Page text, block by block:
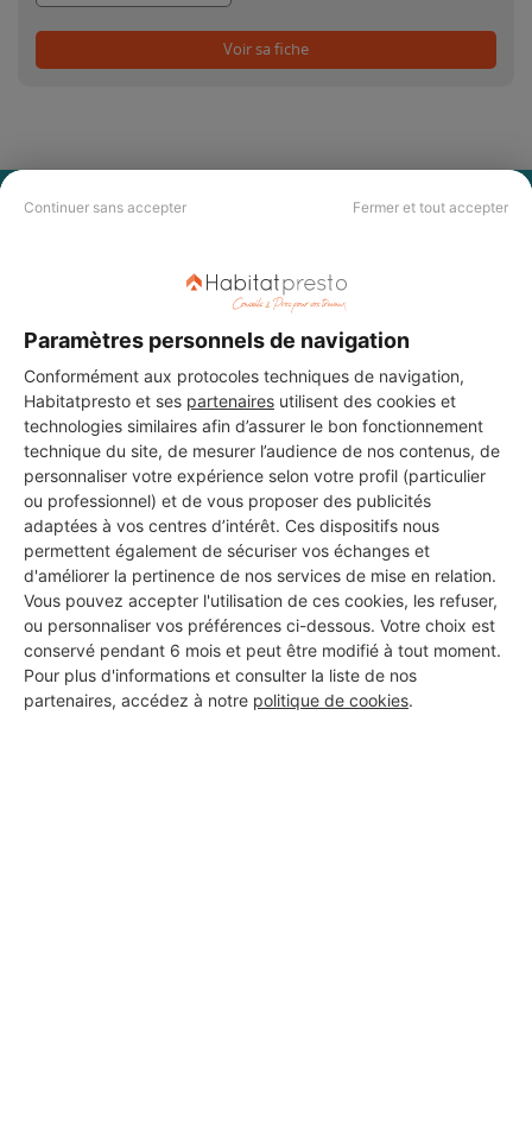
Continuer sans accepter Fermer et tout accepter
Paramètres personnels de navigation
Conformément aux protocoles techniques de navigation,
Habitatpresto et ses partenaires utilisent des cookies et
technologies similaires afin d’assurer le bon fonctionnement
technique du site, de mesurer l’audience de nos contenus, de
personnaliser votre expérience selon votre profil (particulier
ou professionnel) et de vous proposer des publicités
adaptées à vos centres d’intérêt. Ces dispositifs nous
permettent également de sécuriser vos échanges et
d'améliorer la pertinence de nos services de mise en relation.
Vous pouvez accepter l'utilisation de ces cookies, les refuser,
ou personnaliser vos préférences ci-dessous. Votre choix est
conservé pendant 6 mois et peut être modifié à tout moment.
Pour plus d'informations et consulter la liste de nos
partenaires, accédez à notre politique de cookies.
Voir sa fiche
PAS LE TEMPS DE
CHERCHER ?
Vous souhaitez réaliser des travaux et ne savez quel professionnel
choisir ? Demandez des devis travauxauprès de notre réseau de 5 000
professionnels partout en France.
DEMANDER UN DEVIS